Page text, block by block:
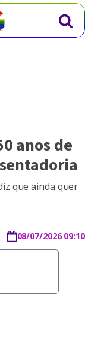
anos de
que ainda quer
08/07/2026 09:10